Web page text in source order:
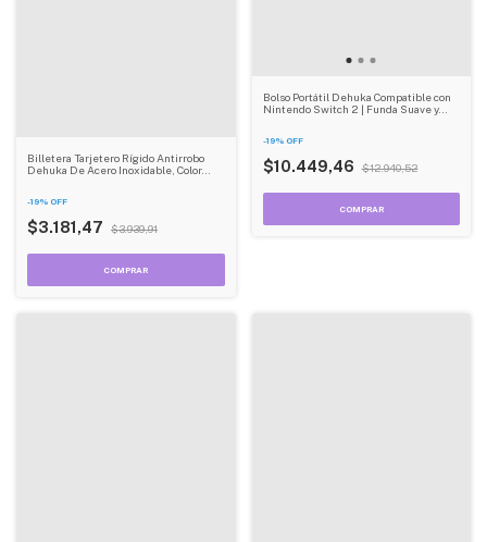
Billetera Tarjetero Rígido Antirrobo
Dehuka De Acero Inoxidable, Color
-19% OFF
$3.181,47 $3.939,91
Bolso Portátil Dehuka Compatible con
Nintendo Switch 2 | Funda Suave y
-19% OFF
$10.449,46 $12.940,52